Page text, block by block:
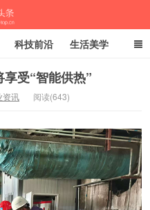
科技前沿 生活美学
受“智能供热”
资讯 阅读(643)